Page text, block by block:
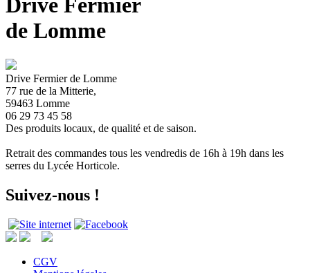
Drive Fermier
de Lomme
Drive Fermier de Lomme
77 rue de la Mitterie,
59463 Lomme
06 29 73 45 58
Des produits locaux, de qualité et de saison.
Retrait des commandes tous les vendredis de 16h à 19h dans les
serres du Lycée Horticole.
Suivez-nous !
CGV